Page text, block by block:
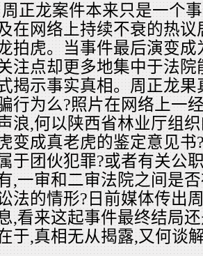
周正龙案件本来只是一个
在网络上持续不衰的热
拍虎。当事件最后演变
注点却更多地集中于法
揭示事实真相。周正龙
行为么?照片在网络上一
浪,何以陕西省林业厅组
变成真老虎的鉴定意见书
于团伙犯罪?或者有关公
,一审和二审法院之间是
法的情形?日前媒体传出
,看来这起事件最终结局
于,真相无从揭露,又何谈